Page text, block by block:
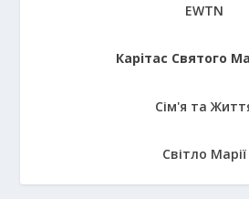
EWTN
Карітас Святого
Сім'я та
Світло Марії